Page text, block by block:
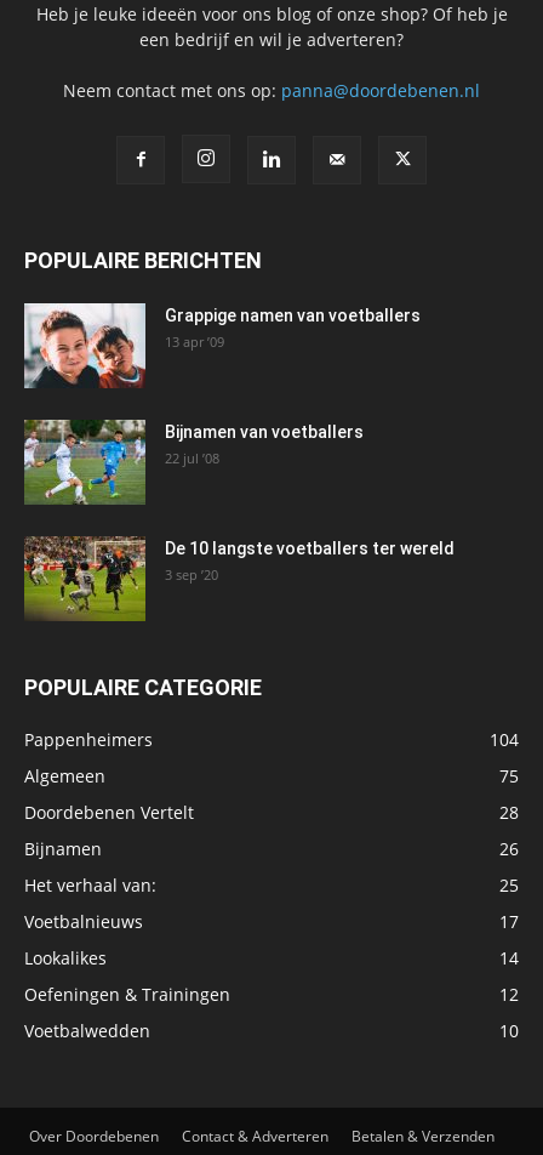
Heb je leuke ideeën voor ons blog of onze shop? Of heb je
een bedrijf en wil je adverteren?
Neem contact met ons op: panna@doordebenen.nl
POPULAIRE BERICHTEN
Grappige namen van voetballers
13 apr ’09
Bijnamen van voetballers
22 jul ’08
De 10 langste voetballers ter wereld
3 sep ’20
POPULAIRE CATEGORIE
Pappenheimers
104
Algemeen
75
Doordebenen Vertelt
28
Bijnamen
26
Het verhaal van:
25
Voetbalnieuws
17
Lookalikes
14
Oefeningen & Trainingen
12
Voetbalwedden
10
Over Doordebenen Contact & Adverteren
Betalen & Verzenden